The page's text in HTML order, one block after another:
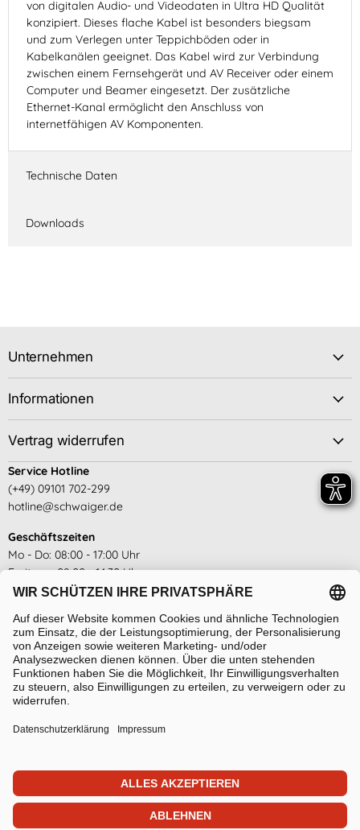
von digitalen Audio- und Videodaten in Ultra HD Qualität
konzipiert. Dieses flache Kabel ist besonders biegsam
und zum Verlegen unter Teppichböden oder in
Kabelkanälen geeignet. Das Kabel wird zur Verbindung
zwischen einem Fernsehgerät und AV Receiver oder einem
Computer und Beamer eingesetzt. Der zusätzliche
Ethernet-Kanal ermöglicht den Anschluss von
internetfähigen AV Komponenten.
Technische Daten
Downloads
Unternehmen
Informationen
Vertrag widerrufen
Service Hotline
(+49) 09101 702-299
hotline@schwaiger.de
Geschäftszeiten
Mo - Do: 08:00 - 17:00 Uhr
Freitags: 08:00 - 14:30 Uhr
siehe hier
Abholzeiten
Mo - Do: 14:00 - 16:00 Uhr
Freitags geschlossen
siehe hier
Sprache
Impressum Hinweisgeberschutzsystem Downloadbereich